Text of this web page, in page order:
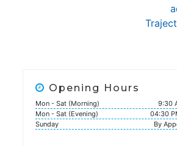
Opening Hours
Mon - Sat (Morning)
9:30
Mon - Sat (Evening)
04:30
Sunday
By